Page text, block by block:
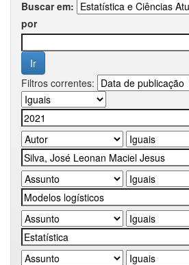
Buscar em:
por
Filtros correntes: